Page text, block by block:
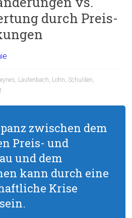
durch Preis-
, Lautenbach, Lohn, Schulden,
zwischen dem
Preis- und
und dem
kann durch eine
Krise